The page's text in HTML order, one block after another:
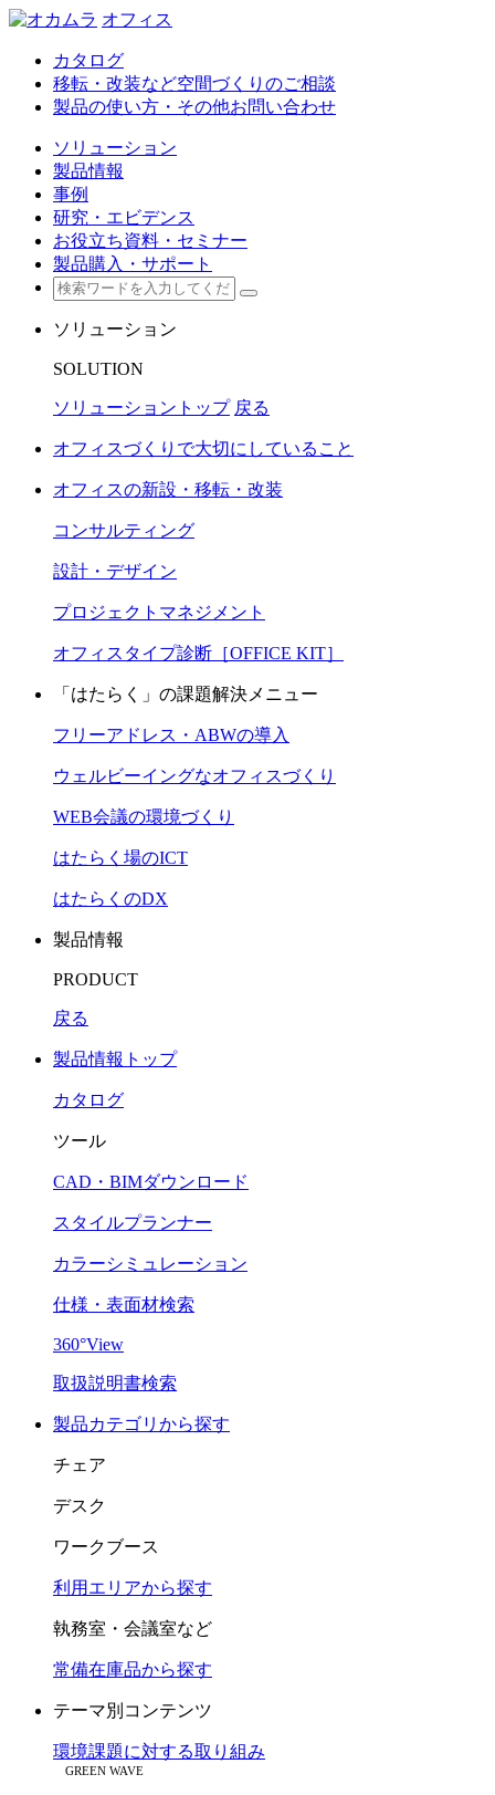
オフィス
カタログ
移転・改装など空間づくりのご相談
製品の使い方・その他お問い合わせ
ソリューション
製品情報
事例
研究・エビデンス
お役立ち資料・セミナー
製品購入・サポート
ソリューション
SOLUTION
ソリューショントップ 戻る
オフィスづくりで大切にしていること
オフィスの新設・移転・改装
コンサルティング
設計・デザイン
プロジェクトマネジメント
オフィスタイプ診断［OFFICE KIT］
「はたらく」の課題解決メニュー
フリーアドレス・ABWの導入
ウェルビーイングなオフィスづくり
WEB会議の環境づくり
はたらく場のICT
はたらくのDX
製品情報
PRODUCT
戻る
製品情報トップ
カタログ
ツール
CAD・BIMダウンロード
スタイルプランナー
カラーシミュレーション
仕様・表面材検索
360°View
取扱説明書検索
製品カテゴリから探す
チェア
デスク
ワークブース
利用エリアから探す
執務室・会議室など
常備在庫品から探す
テーマ別コンテンツ
環境課題に対する取り組み
GREEN WAVE